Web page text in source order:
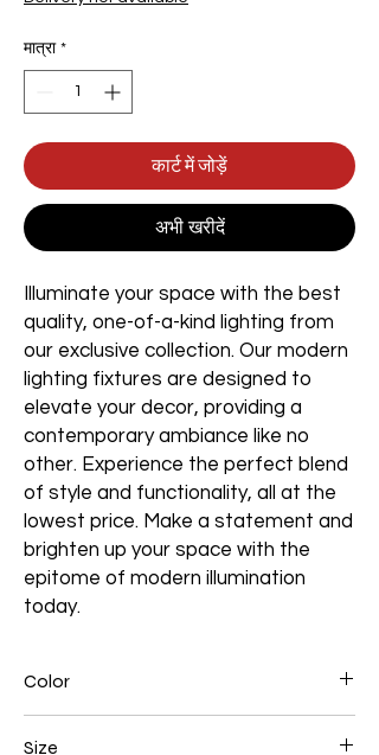
मात्रा *
कार्ट में जोड़ें
अभी खरीदें
Illuminate your space with the best
quality, one-of-a-kind lighting from
our exclusive collection. Our modern
lighting fixtures are designed to
elevate your decor, providing a
contemporary ambiance like no
other. Experience the perfect blend
of style and functionality, all at the
lowest price. Make a statement and
brighten up your space with the
epitome of modern illumination
today.
Color
Size